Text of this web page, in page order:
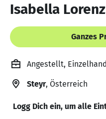
Isabella Lorenz
Ganzes
Angestellt,
Steyr, Österreich
Logg Dich ein, um alle